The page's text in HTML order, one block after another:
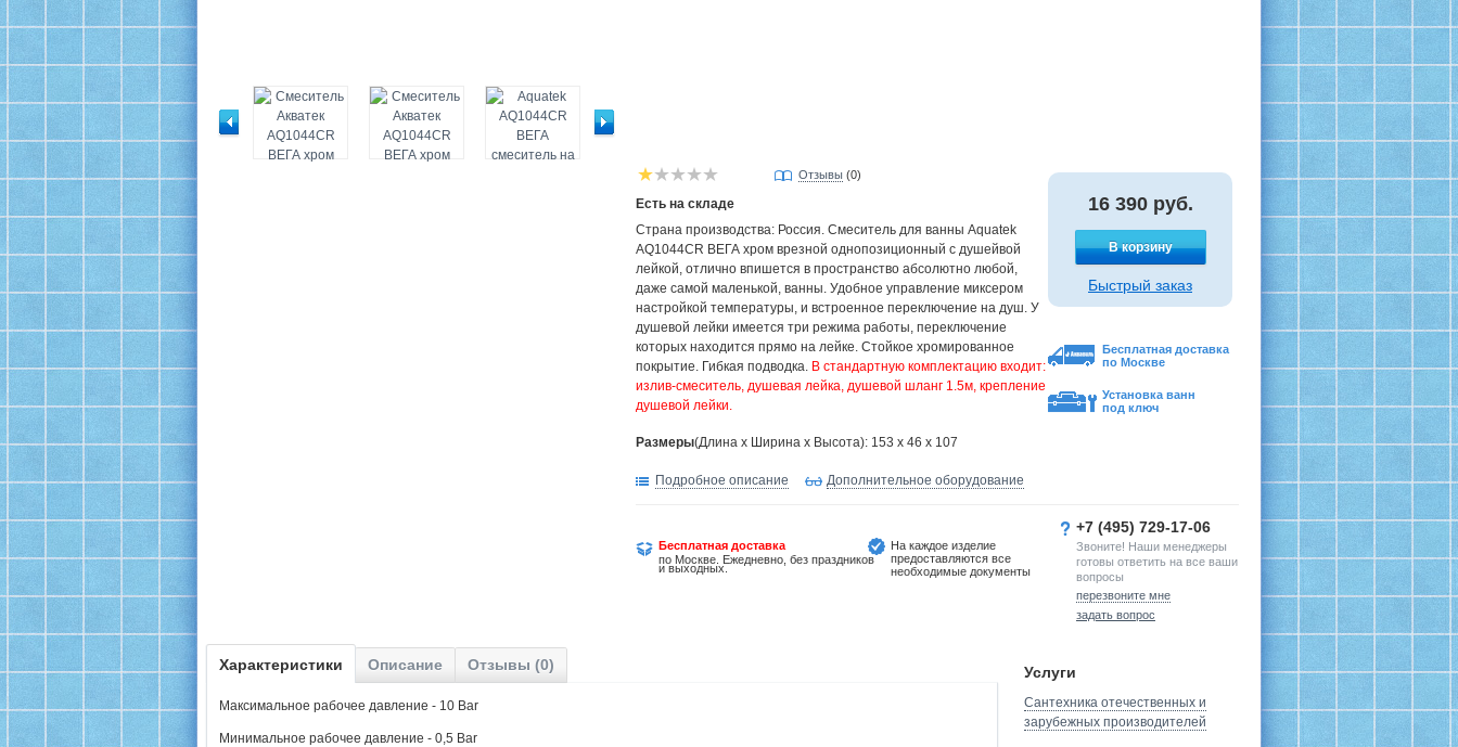
Отзывы (0)
Есть на складе
Страна производства: Россия. Смеситель для ванны Aquatek
AQ1044CR ВЕГА хром врезной однопозиционный с душейвой
лейкой, отлично впишется в пространство абсолютно любой,
даже самой маленькой, ванны. Удобное управление миксером
настройкой температуры, и встроенное переключение на душ. У
душевой лейки имеется три режима работы, переключение
которых находится прямо на лейке. Стойкое хромированное
покрытие. Гибкая подводка. В стандартную комплектацию входит:
излив-смеситель, душевая лейка, душевой шланг 1.5м, крепление
душевой лейки.
Размеры(Длина х Ширина х Высота): 153 x 46 x 107
16 390 руб.
В корзину
Быстрый заказ
Бесплатная доставка
по Москве
Установка ванн
под ключ
Подробное описание Дополнительное оборудование
Бесплатная доставка
по Москве. Ежедневно, без праздников
и выходных.
На каждое изделие
предоставляются все
необходимые документы
+7 (495) 729-17-06
Звоните! Наши менеджеры
готовы ответить на все ваши
вопросы
перезвоните мне
задать вопрос
Характеристики Описание Отзывы (0)
Максимальное рабочее давление - 10 Bar
Минимальное рабочее давление - 0,5 Bar
Услуги
Сантехника отечественных и
зарубежных производителей